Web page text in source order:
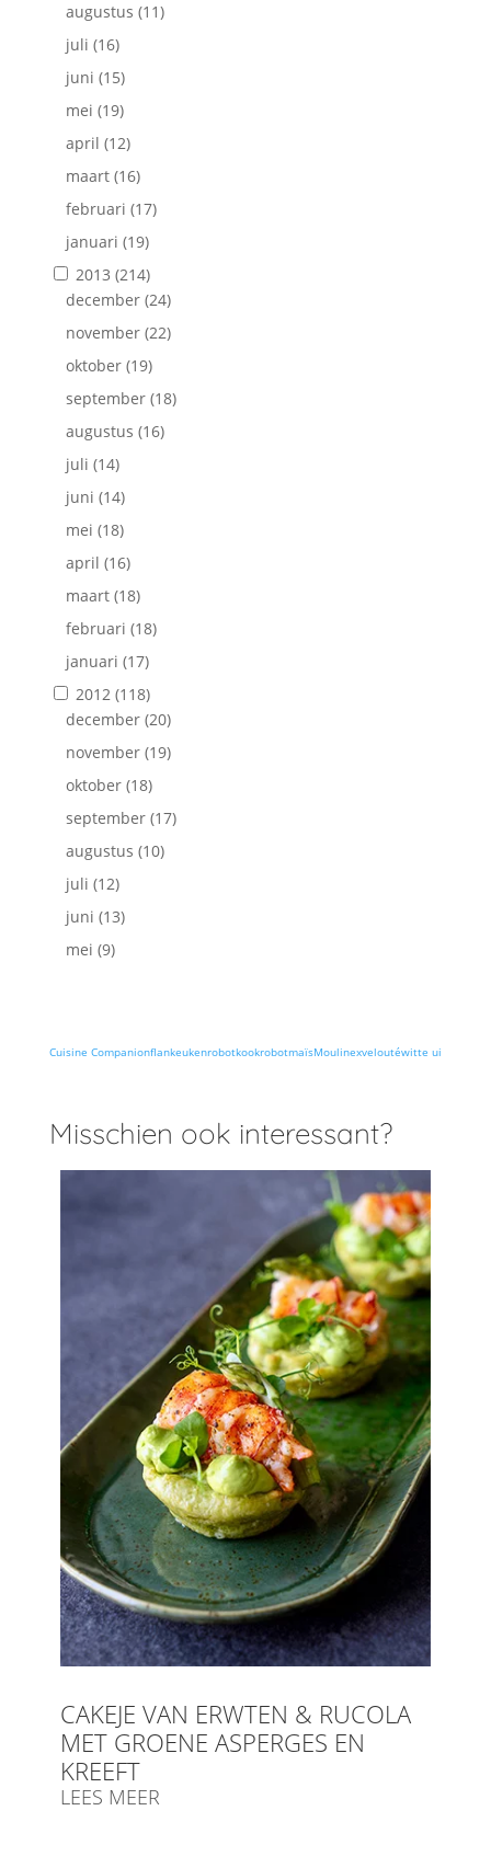
augustus (11)
juli (16)
juni (15)
mei (19)
april (12)
maart(16)
februari (17)
januari (19)
2013 (214)
december(24)
november(22)
oktober(19)
september(18)
augustus (16)
juli (14)
juni (14)
mei (18)
april (16)
maart(18)
februari (18)
januari (17)
2012(118)
december(20)
november(19)
oktober(18)
september(17)
augustus (10)
juli (12)
juni (13)
mei (9)
Cuisine CompanionflankeukenrobotkookrobotmaïsMoulinexveloutéwitte ui
Misschien ook interessant?
CAKEJE VAN ERWTEN & RUCOLA
MET GROENE ASPERGES EN
KREEFT
LEES MEER